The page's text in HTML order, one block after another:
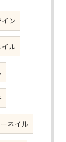
ン
ル
ネイル